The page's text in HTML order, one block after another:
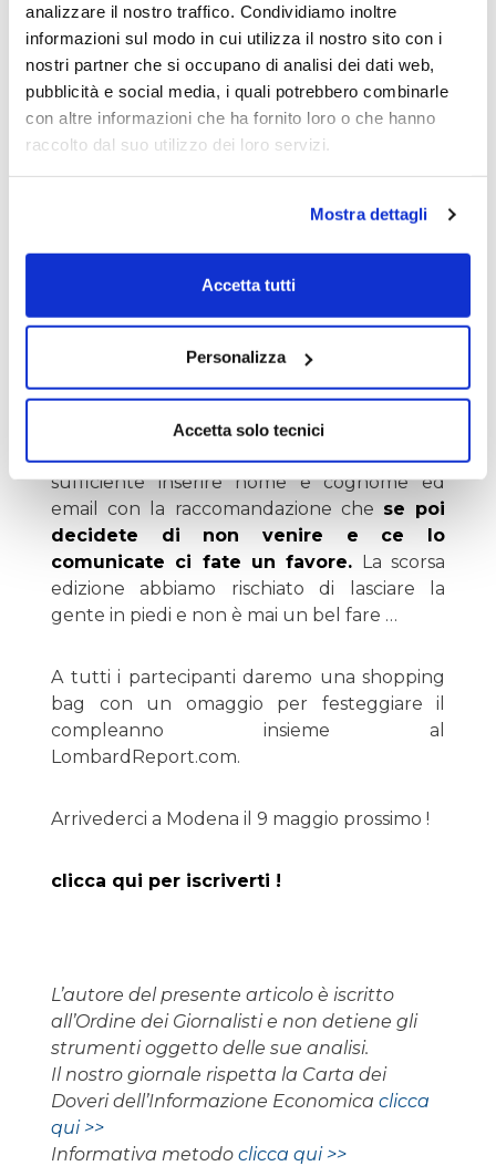
analizzare il nostro traffico. Condividiamo inoltre
informazioni sul modo in cui utilizza il nostro sito con i
nostri partner che si occupano di analisi dei dati web,
pubblicità e social media, i quali potrebbero combinarle
con altre informazioni che ha fornito loro o che hanno
raccolto dal suo utilizzo dei loro servizi.
Mostra dettagli
Accetta tutti
Personalizza
Accetta solo tecnici
azienda che è data giusto qualche anno
dopo di noi e che sempre ci ha
accompagnato nel nostro percorso
imprenditoriale.
Sul palco ci andranno come sempre i
siete voi lettori perché non c’è un
collaboratore che non sia stato lettore prima
di cambiare casacca.
che cosa è stato importante nel nostro
trading in 30 anni di carriera.
Un evento free dove per iscriversi è
sufficiente inserire nome e cognome ed
email con la raccomandazione che se poi
decidete di non venire e ce lo
comunicate ci fate un favore. La scorsa
edizione abbiamo rischiato di lasciare la
gente in piedi e non è mai un bel fare …
A tutti i partecipanti daremo una shopping
bag con un omaggio per festeggiare il
compleanno insieme al
LombardReport.com.
Arrivederci a Modena il 9 maggio prossimo !
clicca qui per iscriverti !
L’autore del presente articolo è iscritto
all’Ordine dei Giornalisti e non detiene gli
strumenti oggetto delle sue analisi.
Il nostro giornale rispetta la Carta dei
Doveri dell’Informazione Economica clicca
qui >>
Informativa metodo clicca qui >>